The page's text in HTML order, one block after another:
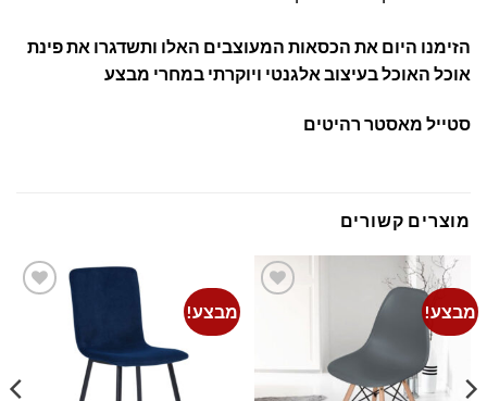
הזימנו היום את הכסאות המעוצבים האלו ותשדגרו את פינת
אוכל האוכל בעיצוב אלגנטי ויוקרתי במחרי מבצע
סטייל מאסטר רהיטים
מוצרים קשורים
מבצע! מבצע!